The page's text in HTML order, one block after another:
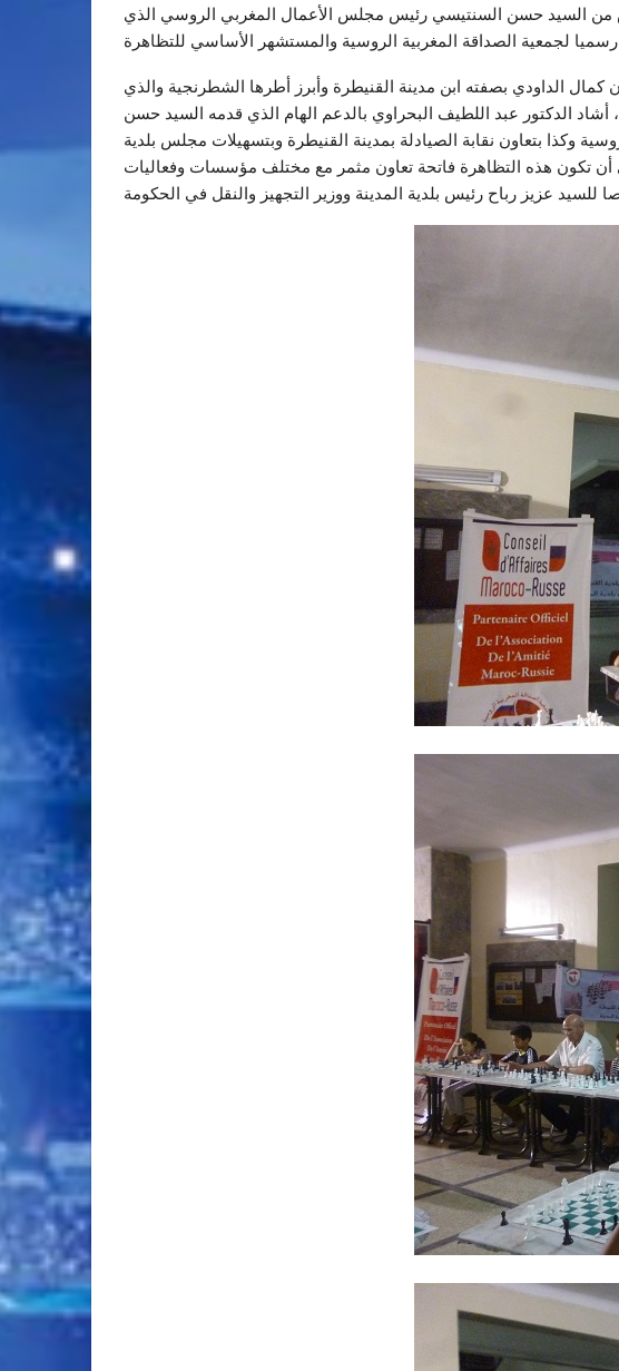
من السيد حسن السنتيسي رئيس مجلس الأعمال المغربي الروسي الذي
الداودي بصفته ابن مدينة القنيطرة وأبرز أطرها الشطرنجية والذي
الدكتور عبد اللطيف البحراوي بالدعم الهام الذي قدمه السيد حسن
وكذا بتعاون نقابة الصيادلة بمدينة القنيطرة وبتسهيلات مجلس بلدية
أن تكون هذه التظاهرة فاتحة تعاون مثمر مع مختلف مؤسسات وفعاليات